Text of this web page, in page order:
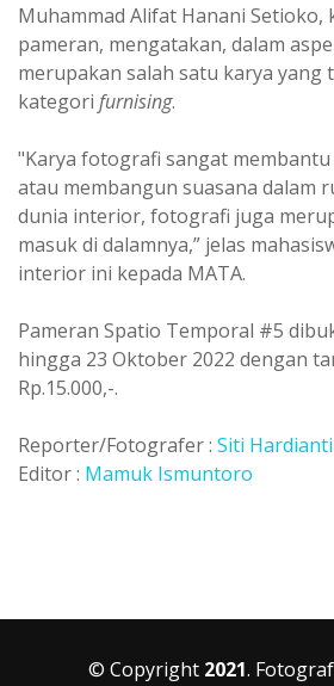
Muhammad Alifat Hanani Setioko,
pameran, mengatakan, dalam
merupakan salah satu karya yang
kategori furnising.
"Karya fotografi sangat
atau membangun suasana dalam
dunia interior, fotografi juga
masuk di dalamnya,” jelas
interior ini kepada MATA.
Pameran Spatio Temporal #5
hingga 23 Oktober 2022 dengan
Rp.15.000,-.
Reporter/Fotografer : Siti
Editor : Mamuk Ismuntoro
© Copyright 2021.